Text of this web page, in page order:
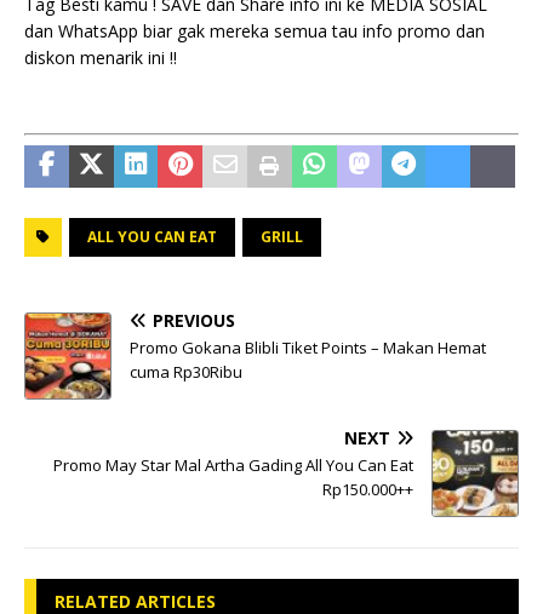
dan WhatsApp biar gak mereka semua tau info promo dan
diskon menarik ini !!
ALL YOU CAN EAT GRILL
PREVIOUS
Promo Gokana Blibli Tiket Points – Makan Hemat
cuma Rp30Ribu
NEXT
Promo May Star Mal Artha Gading All You Can Eat
Rp150.000++
RELATED ARTICLES